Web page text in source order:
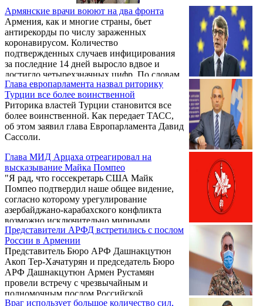
Армянские врачи воюют на два фронта
Армения, как и многие страны, бьет
антирекорды по числу зараженных
коронавирусом. Количество
подтвержденных случаев инфицирования
за последние 14 дней выросло вдвое и
достигло четырехзначных цифр. По словам
заместителя генерального директора
Национального центра по контролю и
профилактике заболеваний Гаяне Саакян,
порядка 30-35% тестов на сегодняшний
день оказываются положительными.
Глава европарламента назвал риторику
Турции все более воинственной
Риторика властей Турции становится все
более воинственной. Как передает ТАСС,
об этом заявил глава Европарламента Давид
Сассоли.
Глава МИД Арцаха отреагировал на
высказывание Майка Помпео
"Я рад, что госсекретарь США Майк
Помпео подтвердил наше общее видение,
согласно которому урегулирование
азербайджано-карабахского конфликта
возможно исключительно мирными
переговорами", - заявил глава
внешнеполитического ведомства
Республики Арцах (Нагорно-Карабахская
Республика, НКР) Масис Маилян. Глава
МИД НКР считает важным убедиться, что
Турция перестанет толкать Азербайджан и
международных террористов к
Представители АРФД встретились с послом
России в Армении
Представитель Бюро АРФ Дашнакцутюн
Акоп Тер-Хачатурян и председатель Бюро
АРФ Дашнакцутюн Армен Рустамян
провели встречу с чрезвычайным и
полномочным послом Российской
Федерации в Республике Армения Сергеем
Враг использует большое количество сил,